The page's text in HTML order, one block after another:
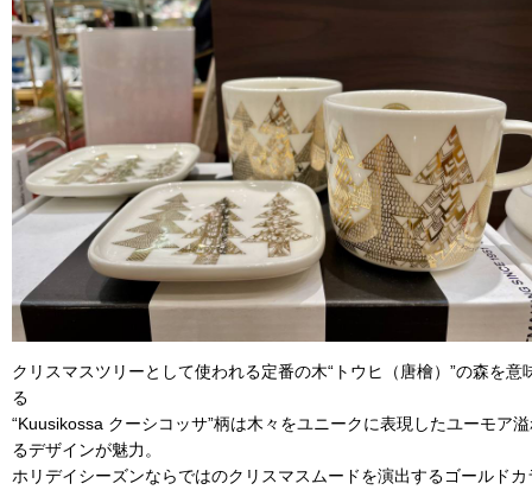
クリスマスツリーとして使われる定番の木“トウヒ（唐檜）”の森を意
る
“Kuusikossa クーシコッサ”柄は木々をユニークに表現したユーモア
るデザインが魅力。
ホリデイシーズンならではのクリスマスムードを演出するゴールドカ